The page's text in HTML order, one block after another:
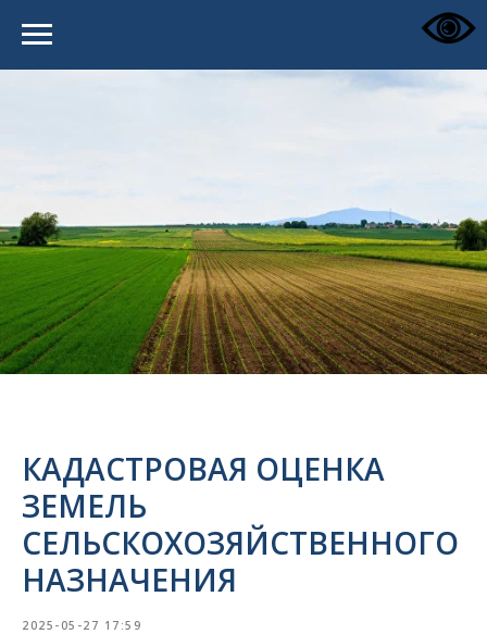
КАДАСТРОВАЯ ОЦЕНКА
ЗЕМЕЛЬ
СЕЛЬСКОХОЗЯЙСТВЕННОГО
НАЗНАЧЕНИЯ
2025-05-27 17:59